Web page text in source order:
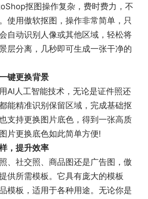
抠图操作复杂，费时费力，不
使用傲软抠图，操作非常简单，只
自动识别人像或其他区域，轻松将
层分离，几秒即可生成一张干净的
键更换背景
人工智能技术，无论是证件照还
能精准识别保留区域，完成基础抠
支持更换图片底色，得到一张高质
片更换底色如此简单方便!
，提升效率
社交照、商品图还是广告图，傲
供所需模板。它具有庞大的模板
模板，适用于各种用途。无论你是